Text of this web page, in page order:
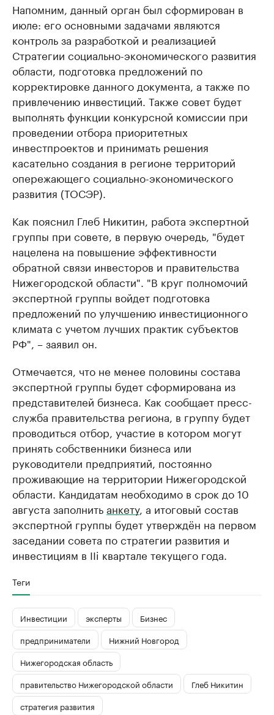
Напомним, данный орган был сформирован в
июле: его основными задачами являются
контроль за разработкой и реализацией
Стратегии социально-экономического развития
области, подготовка предложений по
корректировке данного документа, а также по
привлечению инвестиций. Также совет будет
выполнять функции конкурсной комиссии при
проведении отбора приоритетных
инвестпроектов и принимать решения
касательно создания в регионе территорий
опережающего социально-экономического
развития (ТОСЭР).
Как пояснил Глеб Никитин, работа экспертной
группы при совете, в первую очередь, "будет
нацелена на повышение эффективности
обратной связи инвесторов и правительства
Нижегородской области". "В круг полномочий
экспертной группы войдет подготовка
предложений по улучшению инвестиционного
климата с учетом лучших практик субъектов
РФ", – заявил он.
Отмечается, что не менее половины состава
экспертной группы будет сформирована из
представителей бизнеса. Как сообщает пресс-
служба правительства региона, в группу будет
проводиться отбор, участие в котором могут
принять собственники бизнеса или
руководители предприятий, постоянно
проживающие на территории Нижегородской
области. Кандидатам необходимо в срок до 10
августа заполнитьанкету, а итоговый состав
экспертной группы будет утверждён на первом
заседании совета по стратегии развития и
инвестициям в IIi квартале текущего года.
Теги
Инвестиции эксперты
Бизнес
предприниматели
Нижний Новгород
Нижегородская область
правительство Нижегородской области
Глеб Никитин
стратегия развития